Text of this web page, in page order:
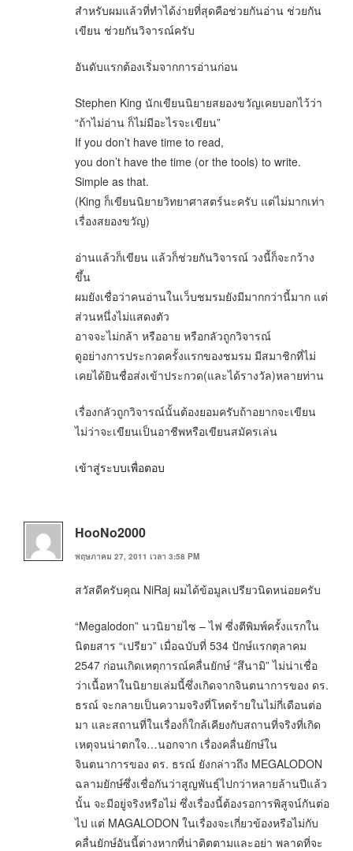
สำหรับผมแล้วที่ทำได้ง่ายที่สุดคือช่วยกันอ่าน ช่วยกัน
เขียน ช่วยกันวิจารณ์ครับ
อันดับแรกต้องเริ่มจากการอ่านก่อน
Stephen King นักเขียนนิยายสยองขวัญเคยบอกไว้ว่า
“ถ้าไม่อ่าน ก็ไม่มีอะไรจะเขียน”
If you don’t have time to read,
you don’t have the time (or the tools) to write.
Simple as that.
(King ก็เขียนนิยายวิทยาศาสตร์นะครับ แต่ไม่มากเท่า
เรื่องสยองขวัญ)
อ่านแล้วก็เขียน แล้วก็ช่วยกันวิจารณ์ วงนี้ก็จะกว้าง
ขึ้น
ผมยังเชื่อว่าคนอ่านในเว็บชมรมยังมีมากกว่านี้มาก แต่
ส่วนหนึ่งไม่แสดงตัว
อาจจะไม่กล้า หรืออาย หรือกลัวถูกวิจารณ์
ดูอย่างการประกวดครั้งแรกของชมรม มีสมาชิกที่ไม่
เคยได้ยินชื่อส่งเข้าประกวด(และได้รางวัล)หลายท่าน
เรื่องกลัวถูกวิจารณ์นั้นต้องยอมครับถ้าอยากจะเขียน
ไม่ว่าจะเขียนเป็นอาชีพหรือเขียนสมัครเล่น
เข้าสู่ระบบเพื่อตอบ
HooNo2000
พฤษภาคม 27, 2011 เวลา 3:58 PM
สวัสดีครับคุณ NiRaj ผมได้ข้อมูลเปรียวนิดหน่อยครับ
“Megalodon” นวนิยายไซ – ไฟ ซี่งตีพิมพ์ครั้งแรกใน
นิตยสาร “เปรียว” เมื่อฉบับที่ 534 ปักษ์แรกตุลาคม
2547 ก่อนเกิดเหตุการณ์คลื่นยักษ์ “สึนามิ” ไม่น่าเชื่อ
ว่าเนื้อหาในนิยายเล่มนี้ซึ่งเกิดจากจินตนาการของ ดร.
ธรณ์ จะกลายเป็นความจริงที่โหดร้ายในไม่กี่เดือนต่อ
มา และสถานที่ในเรื่องก็ใกล้เคียงกับสถานที่จริงที่เกิด
เหตุจนน่าตกใจ…นอกจาก เรื่องคลื่นยักษ์ใน
จินตนาการของ ดร. ธรณ์ ยังกล่าวถึง MEGALODON
ฉลามยักษ์ซึ่งเชื่อกันว่าสูญพันธุ์ไปกว่าหลายล้านปีแล้ว
นั้น จะมีอยู่จริงหรือไม่ ซึ่งเรื่องนี้ต้องรอการพิสูจน์กันต่อ
ไป แต่ MAGALODON ในเรื่องจะเกี่ยวข้องหรือไม่กับ
คลื่นยักษ์อันนี้ต่างหากที่น่าติตตามและอย่า พลาดที่จะ